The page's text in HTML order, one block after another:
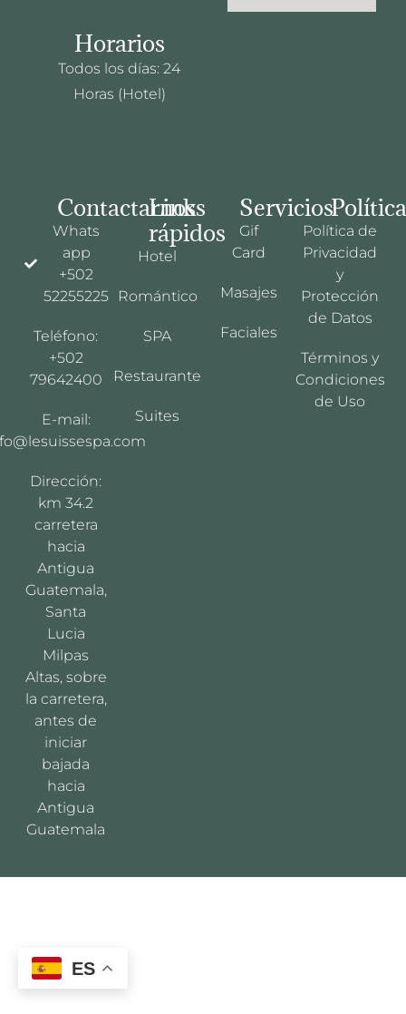
Horarios
Todos los días: 24
Horas (Hotel)
Contactarnos
Whats
app
+502
52255225
Teléfono:
+502
79642400
E-mail:
Dirección:
km 34.2
carretera
hacia
Antigua
Guatemala,
Santa
Lucia
Milpas
Altas, sobre
la carretera,
antes de
iniciar
bajada
hacia
Antigua
Guatemala
Links
rápidos
Hotel
Romántico
SPA
Restaurante
Suites
Servicios
Gif
Card
Masajes
Faciales
Política de
Privacidad
y
Protección
de Datos
Términos y
Condiciones
de Uso
ES